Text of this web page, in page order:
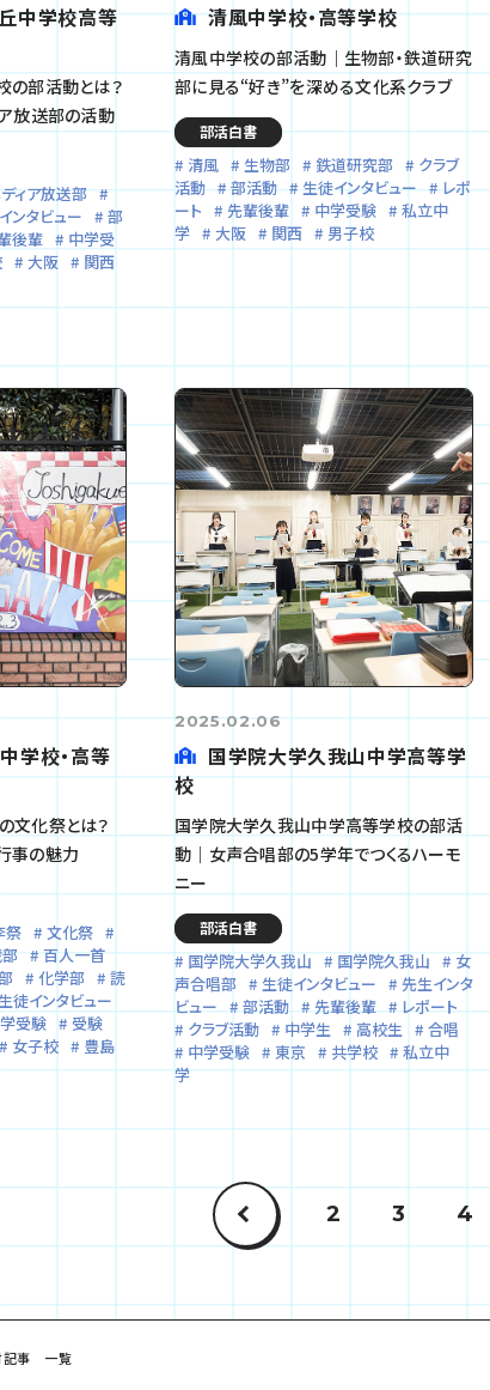
中学校高等
の部活動とは？
放送部の活動
ィア放送部
ンタビュー
部
後輩
中学受
大阪 関西
清風中学校・高等学校
清風中学校の部活動｜生物部・鉄道研究
部に見る“好き”を深める文化系クラブ
部活白書
清風 生物部 鉄道研究部
クラブ
活動
部活動 生徒インタビュー
レポ
ート
先輩後輩 中学受験
私立中
学
大阪 関西 男子校
学校・高等
文化祭とは？
事の魅力
祭
文化祭
百人一首
化学部
読
生徒インタビュー
受験
受験
女子校
豊島
2025.02.06
国学院大学久我山中学高等学
校
国学院大学久我山中学高等学校の部活
動｜女声合唱部の5学年でつくるハーモ
ニー
部活白書
国学院大学久我山 国学院久我山
女
声合唱部
生徒インタビュー
先生インタ
ビュー
部活動 先輩後輩
レポート
クラブ活動
中学生 高校生
合唱
中学受験
東京 共学校
私立中
学
2 3 4
記事 一覧